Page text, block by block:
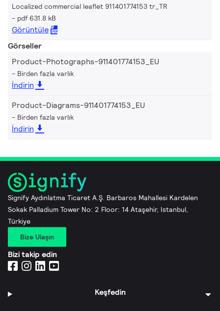
Localized commercial leaflet 911401774153 tr_TR
pdf 631.8 kB
Görüntüle
Görseller
Product-Photographs-911401774153_EU
Birden fazla varlık
İndirin
Product-Diagrams-911401774153_EU
Birden fazla varlık
İndirin
Signify Aydınlatma Ticaret A.Ş. Barbaros Mahallesi Kardelen
Sokak Palladium Tower No: 2 Floor: 14 Ataşehir, Istanbul,
Türkiye
Bize Ulaşın
Bizi takip edin
Keşfedin